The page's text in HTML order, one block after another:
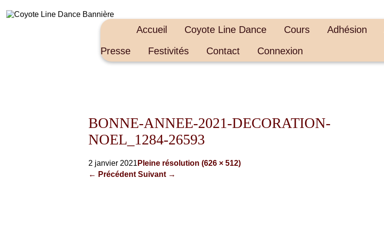
Accueil Coyote Line Dance Cours Adhésion
Presse
Festivités Contact Connexion
BONNE-ANNEE-2021-DECORATION-
NOEL_1284-26593
2 janvier 2021 Pleine résolution (626 × 512)
← Précédent Suivant →